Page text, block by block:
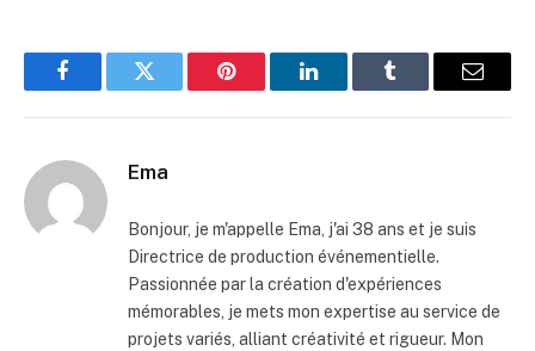
FacebookTwitter Pinterest LinkedInTumblr Email
Ema
Bonjour, je m'appelle Ema, j'ai 38 ans et je suis
Directrice de production événementielle.
Passionnée par la création d'expériences
mémorables, je mets mon expertise au service de
projets variés, alliant créativité et rigueur. Mon